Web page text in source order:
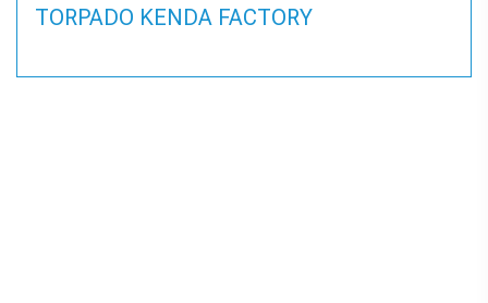
TORPADO KENDA FACTORY